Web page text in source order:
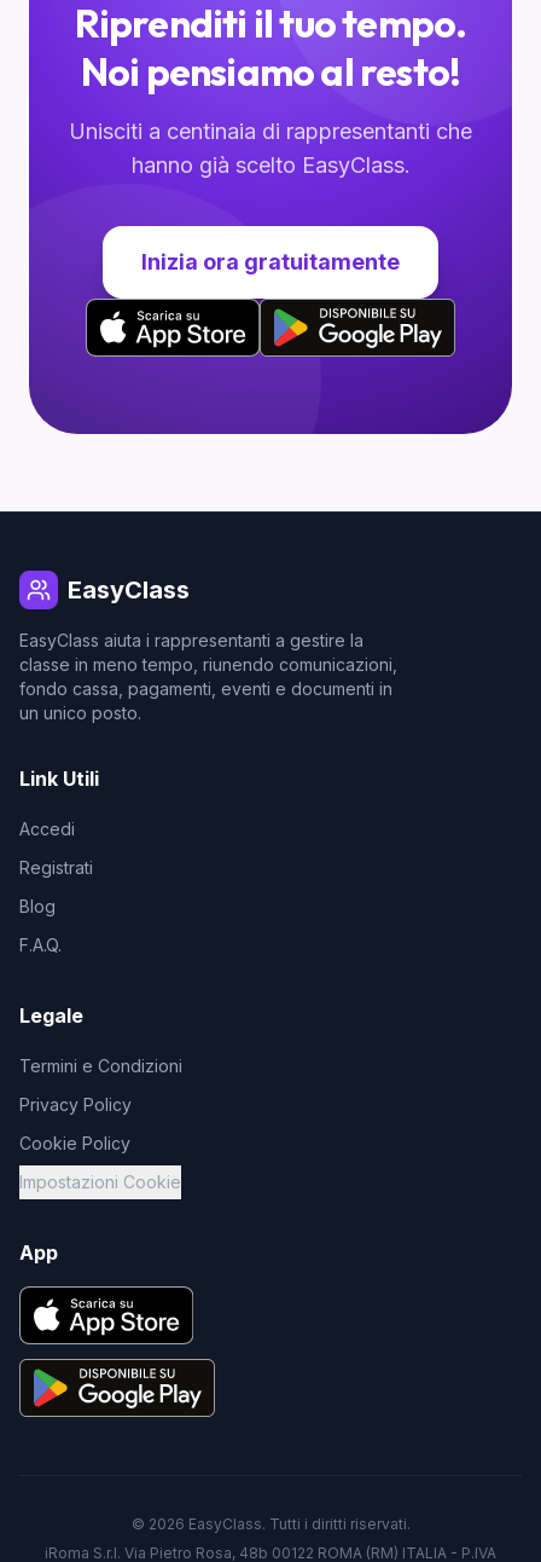
Riprenditi il tuo tempo.
Noi pensiamo al resto!
Unisciti a centinaia di rappresentanti che
hanno già scelto EasyClass.
Inizia ora gratuitamente
EasyClass
EasyClass aiuta i rappresentanti a gestire la
classe in meno tempo, riunendo comunicazioni,
fondo cassa, pagamenti, eventi e documenti in
un unico posto.
Link Utili
Accedi
Registrati
Blog
F.A.Q.
Legale
Termini e Condizioni
Privacy Policy
Cookie Policy
Impostazioni Cookie
App
© 2026 EasyClass. Tutti i diritti riservati.
iRoma S.r.l. Via Pietro Rosa, 48b 00122 ROMA (RM) ITALIA - P.IVA